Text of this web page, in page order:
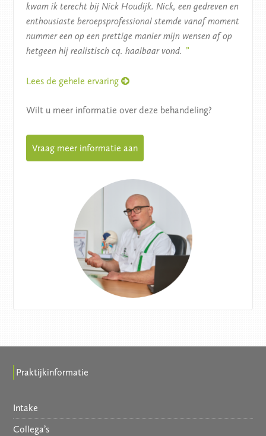
kwam ik terecht bij Nick Houdijk. Nick, een gedreven en
enthousiaste beroepsprofessional stemde vanaf moment
nummer een op een prettige manier mijn wensen af op
hetgeen hij realistisch cq. haalbaar vond.
Lees de gehele ervaring
Wilt u meer informatie over deze behandeling?
Vraag meer informatie aan
Praktijkinformatie
Intake
Collega’s